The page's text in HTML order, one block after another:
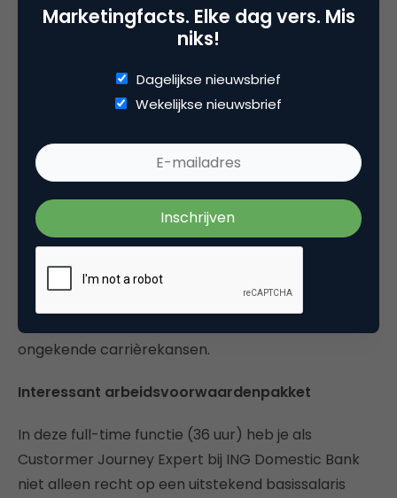
bankwezen.
Binnen ING Bank realiseren we ons dat we voor
beste mensen op de juiste plek hebben. Daarom
investeren we veel in jouw persoonlijke doorgroei en
ontwikkeling. Maar we verwachten ook dat je hierin
zelf initiatief neemt en jezelf altijd op de hoogte
houdt van actuele ontwikkelingen binnen je
vakgebied en jezelf blijft verbeteren. We
ondersteunen je graag in je doorgroei, zowel
horizontaal als verticaal, en we bieden je
ongekende carrièrekansen.
Interessant arbeidsvoorwaardenpakket
In deze full-time functie (36 uur) heb je als
Custormer Journey Expert bij ING Domestic Bank
niet alleen recht op een uitstekend basissalaris
Marketingfacts. Elke dag vers. Mis
niks!
Dagelijkse nieuwsbrief
Wekelijkse nieuwsbrief